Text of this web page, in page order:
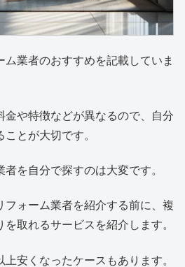
ム業者のおすすめを記載していま
金や特徴などが異なるので、自分
とが大切です。
を自分で探すのは大変です。
フォーム業者を紹介する前に、複
取れるサービスを紹介します。
安くなったケースもあります。